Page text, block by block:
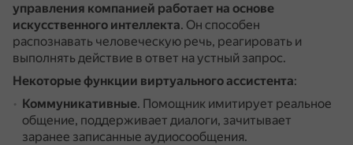
управления компанией работает на основе
искусственного интеллекта. Он способен
распознавать человеческую речь, реагировать и
выполнять действие в ответ на устный запрос.
Некоторые функции виртуального ассистента:
Коммуникативные. Помощник имитирует реальное
общение, поддерживает диалоги, зачитывает
заранее записанные аудиосообщения.